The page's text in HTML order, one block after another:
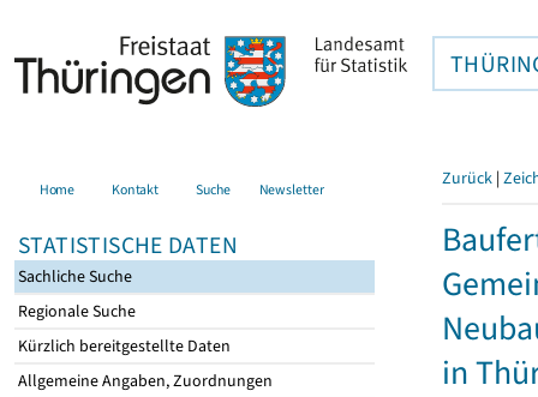
Home Kontakt Suche Newsletter
STATISTISCHE DATEN
Sachliche Suche
Regionale Suche
Kürzlich bereitgestellte Daten
Allgemeine Angaben, Zuordnungen
Zurück |
in